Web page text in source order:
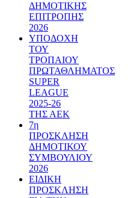
ΔΗΜΟΤΙΚΗΣ
ΕΠΙΤΡΟΠΗΣ
2026
ΥΠΟΔΟΧΗ
ΤΟΥ
ΤΡΟΠΑΙΟΥ
ΠΡΩΤΑΘΛΗΜΑΤΟΣ
SUPER
LEAGUE
2025-26
ΤΗΣ ΑΕΚ
7η
ΠΡΟΣΚΛΗΣΗ
ΔΗΜΟΤΙΚΟΥ
ΣΥΜΒΟΥΛΙΟΥ
2026
ΕΙΔΙΚΗ
ΠΡΟΣΚΛΗΣΗ